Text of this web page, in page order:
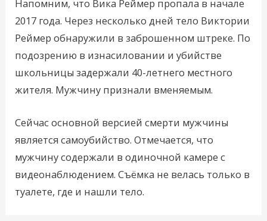
Напомним, что Вика Реймер пропала в начале
2017 года. Через несколько дней тело Виктории
Реймер обнаружили в заброшенном штреке. По
подозрению в изнасиловании и убийстве
школьницы задержали 40-летнего местного
жителя. Мужчину признали вменяемым.
Сейчас основной версией смерти мужчины
является самоубийство. Отмечается, что
мужчину содержали в одиночной камере с
видеонаблюдением. Съёмка не велась только в
туалете, где и нашли тело.